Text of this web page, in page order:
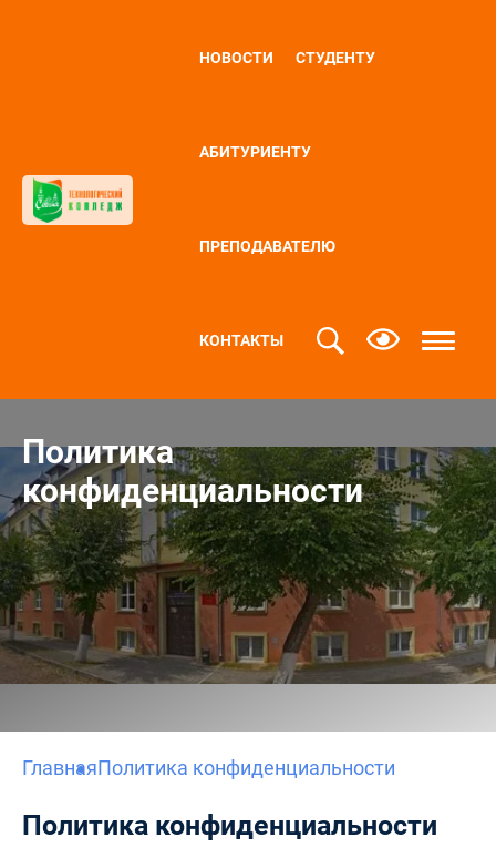
НОВОСТИ СТУДЕНТУ
АБИТУРИЕНТУ
ПРЕПОДАВАТЕЛЮ
КОНТАКТЫ
Политика
конфиденциальности
ГлавнаяПолитика конфиденциальности
Политика конфиденциальности